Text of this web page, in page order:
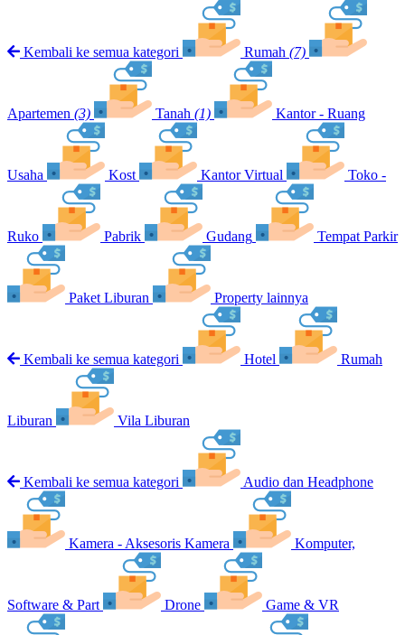
Kembali ke semua kategori Rumah (7)
Apartemen (3) Tanah (1) Kantor - Ruang
Usaha Kost Kantor Virtual Toko -
Ruko Pabrik Gudang Tempat Parkir
Paket Liburan Property lainnya
Kembali ke semua kategori Hotel Rumah
Liburan Vila Liburan
Kembali ke semua kategori Audio dan Headphone
Kamera - Aksesoris Kamera Komputer,
Software & Part Drone Game & VR